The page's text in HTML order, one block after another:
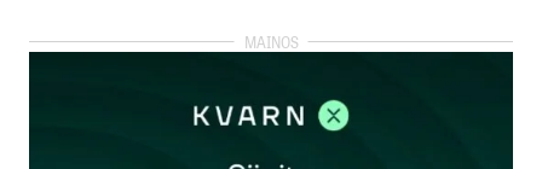
kirjautua
rekisteröityä